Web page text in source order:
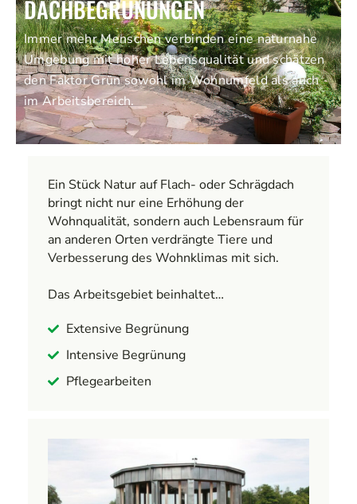
DACHBEGRÜNUNGEN
Immer mehr Menschen verbinden eine naturnahe
Umgebung mit hoher Lebensqualität und schätzen
den Faktor Grün sowohl im Wohnumfeld als auch
im Arbeitsbereich.
Ein Stück Natur auf Flach- oder Schrägdach
bringt nicht nur eine Erhöhung der
Wohnqualität, sondern auch Lebensraum für
an anderen Orten verdrängte Tiere und
Verbesserung des Wohnklimas mit sich.
Das Arbeitsgebiet beinhaltet…
Extensive Begrünung
Intensive Begrünung
Pflegearbeiten